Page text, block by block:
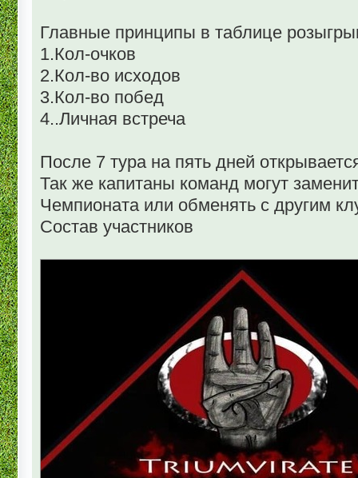
Главные принципы в таблице
1.Кол-очков
2.Кол-во исходов
3.Кол-во побед
4..Личная встреча
После 7 тура на пять дней
Так же капитаны команд могут
Чемпионата или обменять с другим
Состав участников